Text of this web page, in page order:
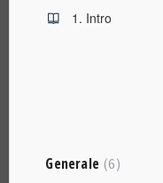
1. Intro
Generale 6